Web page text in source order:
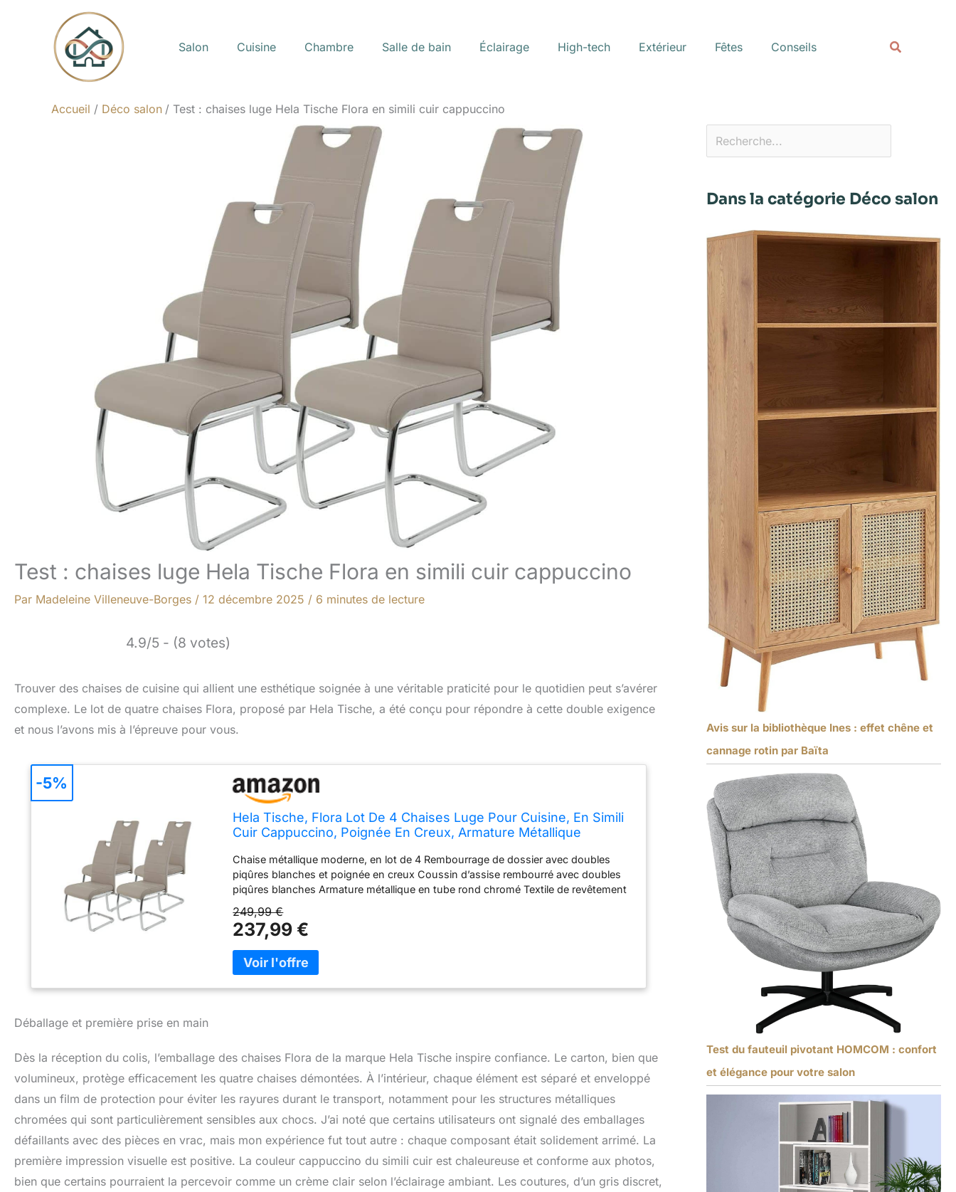
Salon Cuisine Chambre Salle de bain Éclairage High-tech Extérieur Fêtes Conseils
Accueil Déco salon Test : chaises luge Hela Tische Flora en simili cuir cappuccino
Test : chaises luge Hela Tische Flora en simili cuir cappuccino
Par Madeleine Villeneuve-Borges / 12 décembre 2025 / 6 minutes de lecture
4.9/5 - (8 votes)
Trouver des chaises de cuisine qui allient une esthétique soignée à une véritable praticité pour le quotidien peut s’avérer
complexe. Le lot de quatre chaises Flora, proposé par Hela Tische, a été conçu pour répondre à cette double exigence
et nous l’avons mis à l’épreuve pour vous.
Hela Tische, Flora Lot De 4 Chaises Luge Pour Cuisine, En Simili
Cuir Cappuccino, Poignée En Creux, Armature Métallique
Chaise métallique moderne, en lot de 4 Rembourrage de dossier avec doubles
piqûres blanches et poignée en creux Coussin d’assise rembourré avec doubles
piqûres blanches Armature métallique en tube rond chromé Textile de revêtement
249,99 €
237,99 €
-5%
Déballage et première prise en main
Dès la réception du colis, l’emballage des chaises Flora de la marque Hela Tische inspire confiance. Le carton, bien que
volumineux, protège efficacement les quatre chaises démontées. À l’intérieur, chaque élément est séparé et enveloppé
dans un film de protection pour éviter les rayures durant le transport, notamment pour les structures métalliques
chromées qui sont particulièrement sensibles aux chocs. J’ai noté que certains utilisateurs ont signalé des emballages
défaillants avec des pièces en vrac, mais mon expérience fut tout autre : chaque composant était solidement arrimé. La
première impression visuelle est positive. La couleur cappuccino du simili cuir est chaleureuse et conforme aux photos,
bien que certains pourraient la percevoir comme un crème clair selon l’éclairage ambiant. Les coutures, d’un gris discret,
Dans la catégorie Déco salon
Avis sur la bibliothèque Ines : effet chêne et
cannage rotin par Baïta
Test du fauteuil pivotant HOMCOM : confort
et élégance pour votre salon